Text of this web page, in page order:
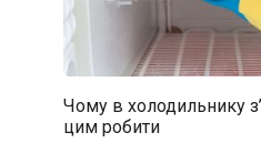
Чому в холодильнику
цим робити